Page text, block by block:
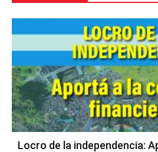
Locro de la independencia: